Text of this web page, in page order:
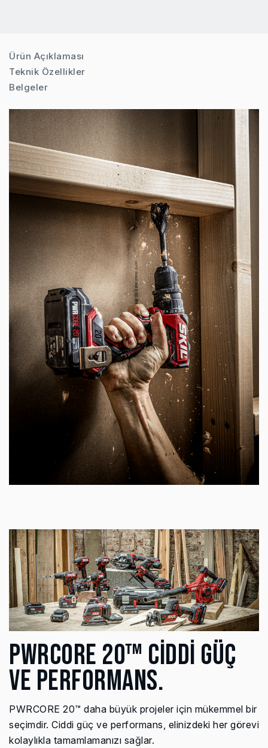
bağlantı parçaları, 2. Dik açılı bağlantı parçaları, 3.
Ofset bağlantı parçaları, 4. Altıgen (1/4") uç tutucu
bağlantı parçaları
Baş hizasının üzerinde veya ulaşılması zor dar
alanlarda çalışmak için kompakt ve hafif tasarım
10 dakikalık kapanma fonksiyonuna sahip el feneri
modu dahil 2 modlu, gelişmiş LED projektör
İki hız: delme için yüksek hız ve torklu vidalama işleri
için yüksek tork
Hassas vidalama ve delme işlerinde tam kilitleme
konumu için 17 tork ayarı
Ürün Açıklaması
Teknik Özellikler
Belgeler
PWRCORE 20™ CİDDİ GÜÇ
VE PERFORMANS.
PWRCORE 20™ daha büyük projeler için mükemmel bir
seçimdir. Ciddi güç ve performans, elinizdeki her görevi
kolaylıkla tamamlamanızı sağlar.